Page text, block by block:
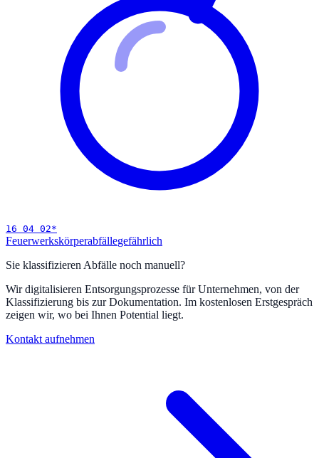
16 04 02*
Feuerwerkskörperabfällegefährlich
Sie klassifizieren Abfälle noch manuell?
Wir digitalisieren Entsorgungsprozesse für Unternehmen, von der
Klassifizierung bis zur Dokumentation. Im kostenlosen Erstgespräch
zeigen wir, wo bei Ihnen Potential liegt.
Kontakt aufnehmen